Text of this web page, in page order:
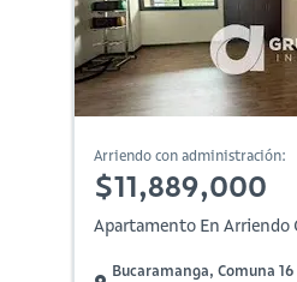
Arriendo con administración:
$11,889,000
Apartamento En Arriendo
Bucaramanga, Comuna 16